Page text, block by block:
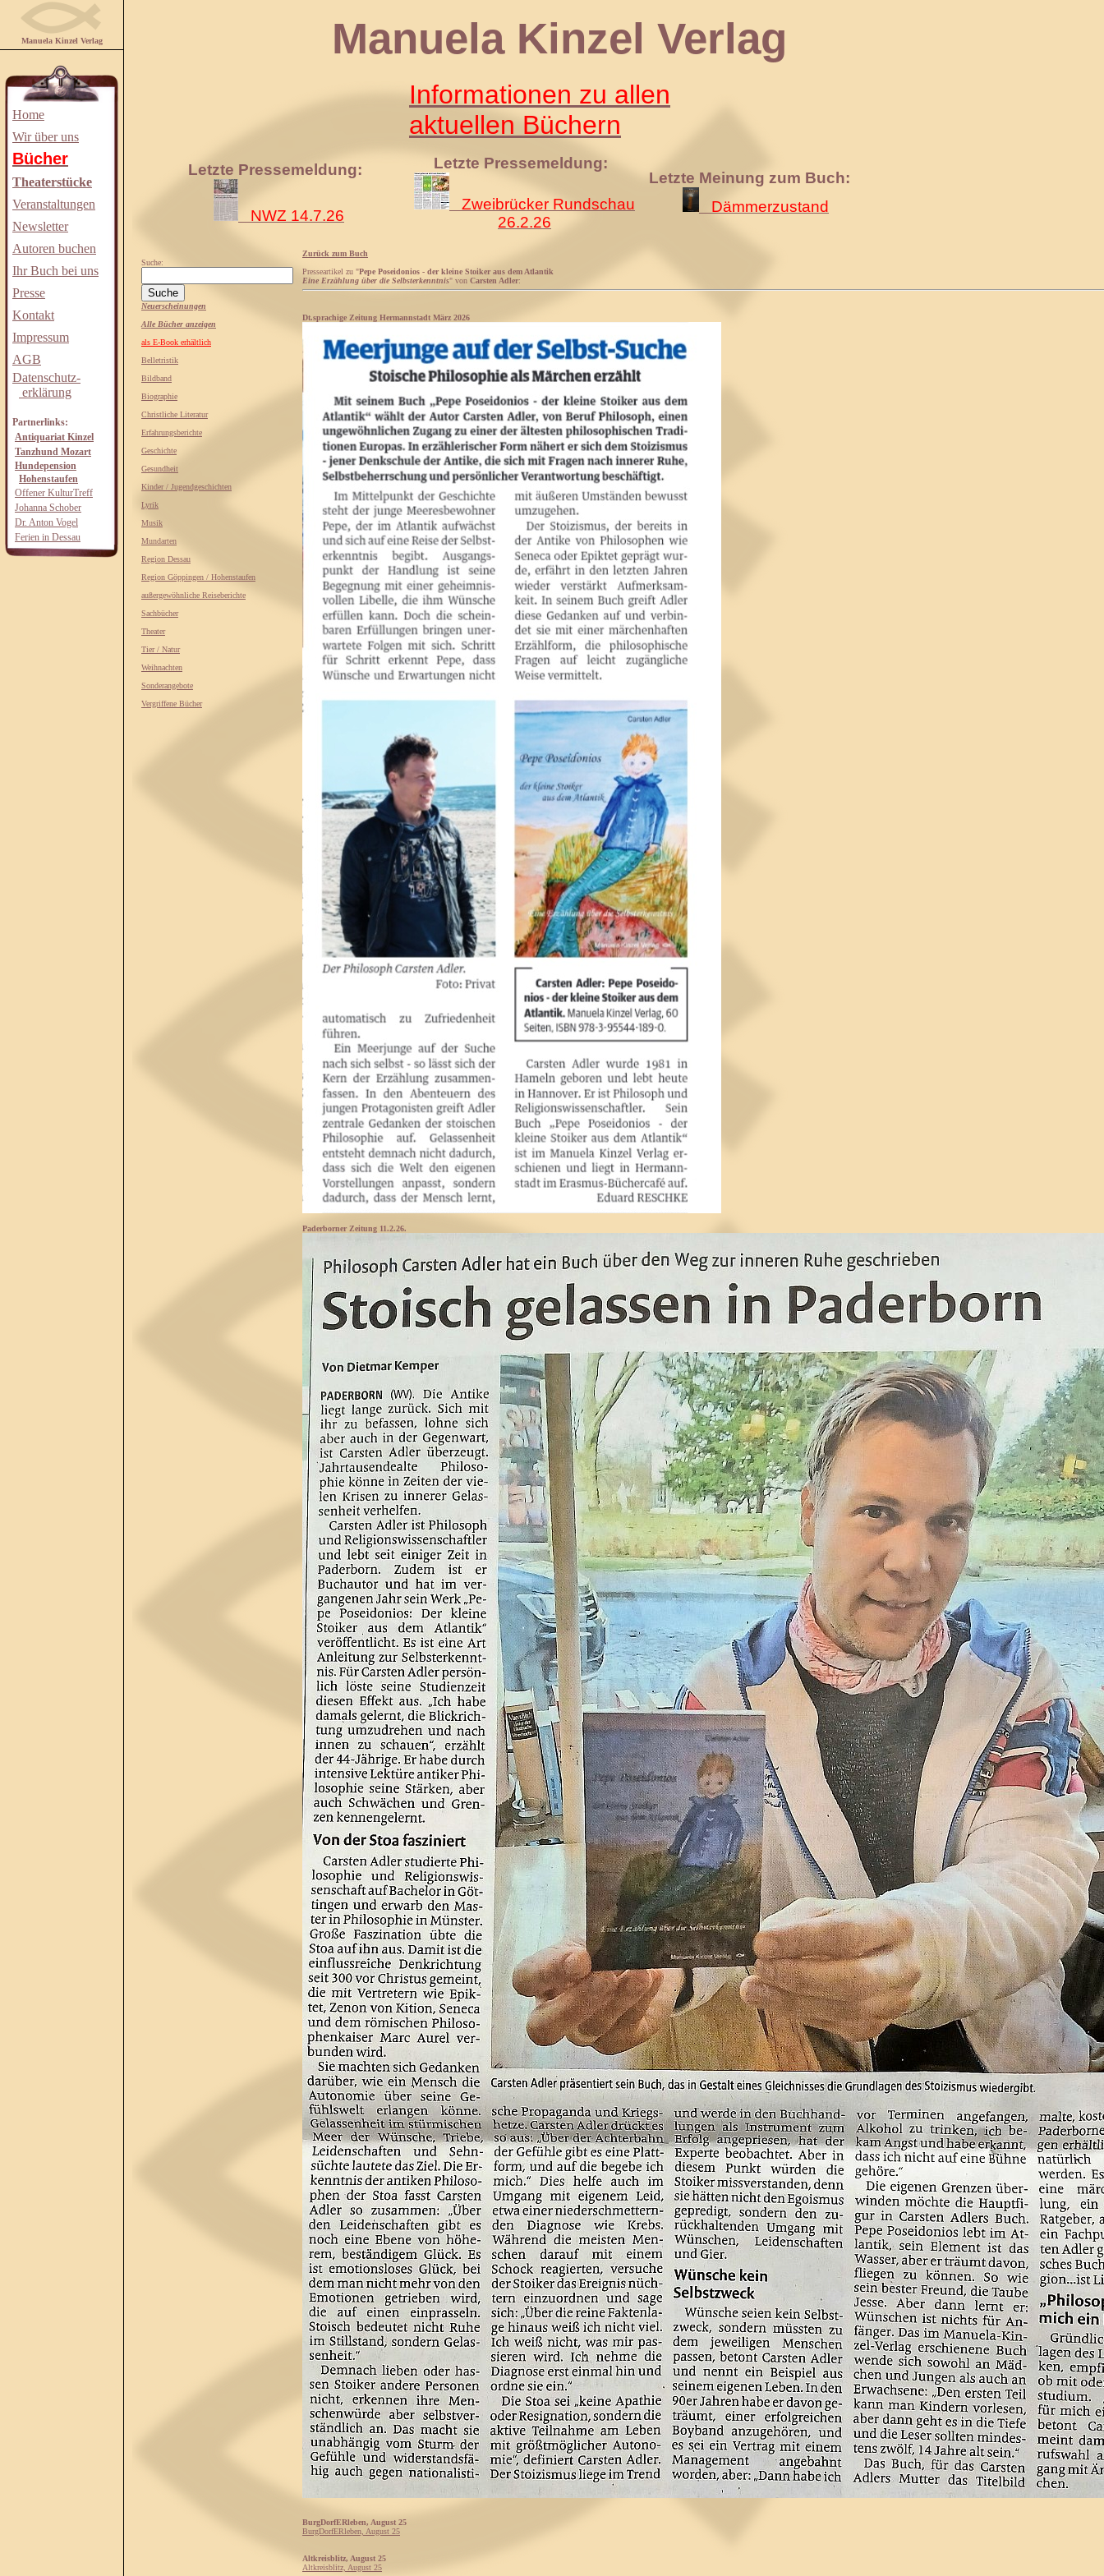
Manuela Kinzel Verlag
Home
Wir über uns
Bücher
Theaterstücke
Veranstaltungen
Newsletter
Autoren buchen
Ihr Buch bei uns
Presse
Kontakt
Impressum
AGB
Datenschutz-
erklärung
Partnerlinks:
Antiquariat Kinzel
Tanzhund Mozart
Hundepension
Hohenstaufen
Offener KulturTreff
Johanna Schober
Dr. Anton Vogel
Ferien in Dessau
Manuela Kinzel Verlag
Informationen zu allen
aktuellen Büchern
Letzte Pressemeldung:
NWZ 14.7.26
Letzte Pressemeldung:
Zweibrücker Rundschau
26.2.26
Letzte Meinung zum Buch:
Dämmerzustand
Suche:
Neuerscheinungen
Alle Bücher anzeigen
als E-Book erhältlich
Belletristik
Bildband
Biographie
Christliche Literatur
Erfahrungsberichte
Geschichte
Gesundheit
Kinder / Jugendgeschichten
Lyrik
Musik
Mundarten
Region Dessau
Region Göppingen / Hohenstaufen
außergewöhnliche Reiseberichte
Sachbücher
Theater
Tier / Natur
Weihnachten
Sonderangebote
Vergriffene Bücher
Zurück zum Buch
Presseartikel zu "Pepe Poseidonios - der kleine Stoiker aus dem Atlantik
Eine Erzählung über die Selbsterkenntnis" von Carsten Adler:
Dt.sprachige Zeitung Hermannstadt März 2026
Paderborner Zeitung 11.2.26.
BurgDorfERleben, August 25
BurgDorfERleben, August 25
Altkreisblitz, August 25
Altkreisblitz, August 25